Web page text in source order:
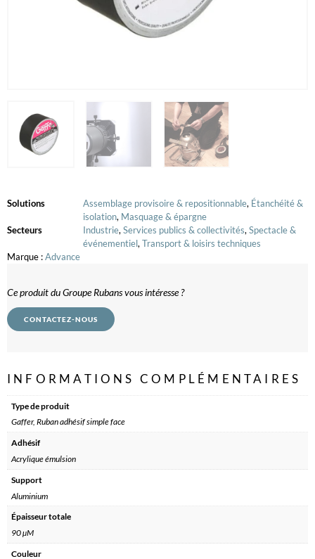
Solutions Assemblage provisoire & repositionnable, Étanchéité &
isolation, Masquage & épargne
Secteurs
Industrie, Services publics & collectivités, Spectacle &
événementiel, Transport & loisirs techniques
Marque :Advance
Ce produit du Groupe Rubans vous intéresse ?
CONTACTEZ-NOUS
INFORMATIONS COMPLÉMENTAIRES
Type de produit
Gaffer, Ruban adhésif simple face
Adhésif
Acrylique émulsion
Support
Aluminium
Épaisseur totale
90 µM
Couleur